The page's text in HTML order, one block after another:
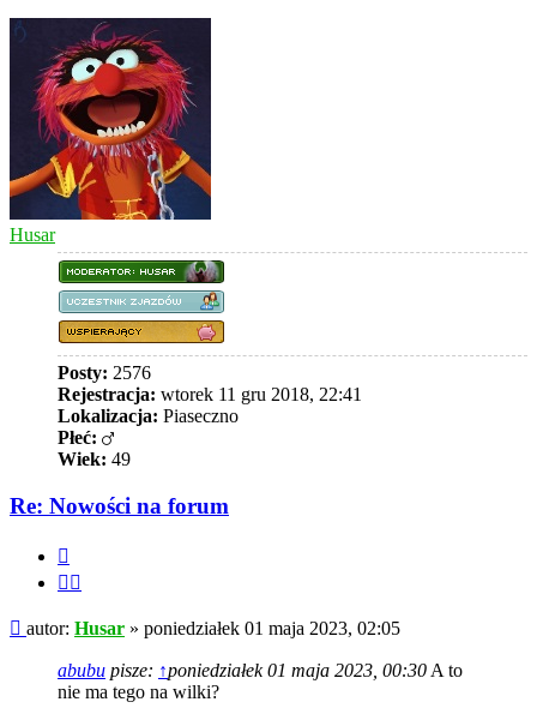
Husar
Posty: 2576
Rejestracja: wtorek 11 gru 2018, 22:41
Lokalizacja: Piaseczno
Płeć:
Wiek: 49
Re: Nowości na forum
Post
autor: Husar » poniedziałek 01 maja 2023, 02:05
abubu pisze: ↑poniedziałek 01 maja 2023, 00:30 A to
nie ma tego na wilki?